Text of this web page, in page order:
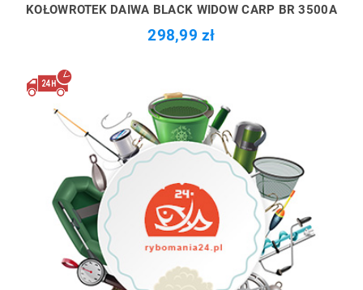
KOŁOWROTEK DAIWA BLACK WIDOW CARP BR 3500A
298,99 zł